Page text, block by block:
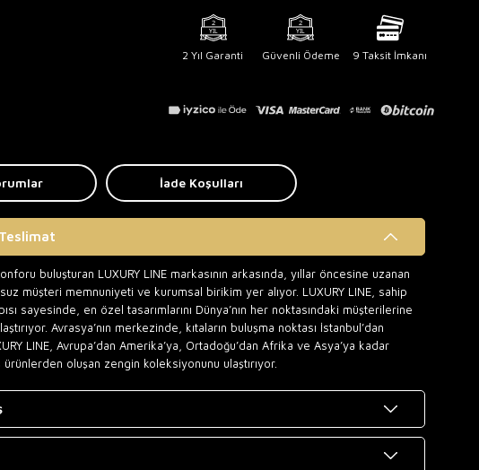
2 Yıl Garanti Güvenli Ödeme 9 Taksit İmkanı
İade Koşulları
buluşturan LUXURY LINE markasının arkasında, yıllar öncesine uzanan
müşteri memnuniyeti ve kurumsal birikim yer alıyor. LUXURY LINE, sahip
sayesinde, en özel tasarımlarını Dünya’nın her noktasındaki müşterilerine
Avrasya’nın merkezinde, kıtaların buluşma noktası İstanbul’dan
LINE, Avrupa’dan Amerika’ya, Ortadoğu’dan Afrika ve Asya’ya kadar
oluşan zengin koleksiyonunu ulaştırıyor.